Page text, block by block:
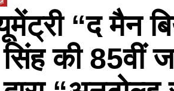
“द मैन
की 85वीं